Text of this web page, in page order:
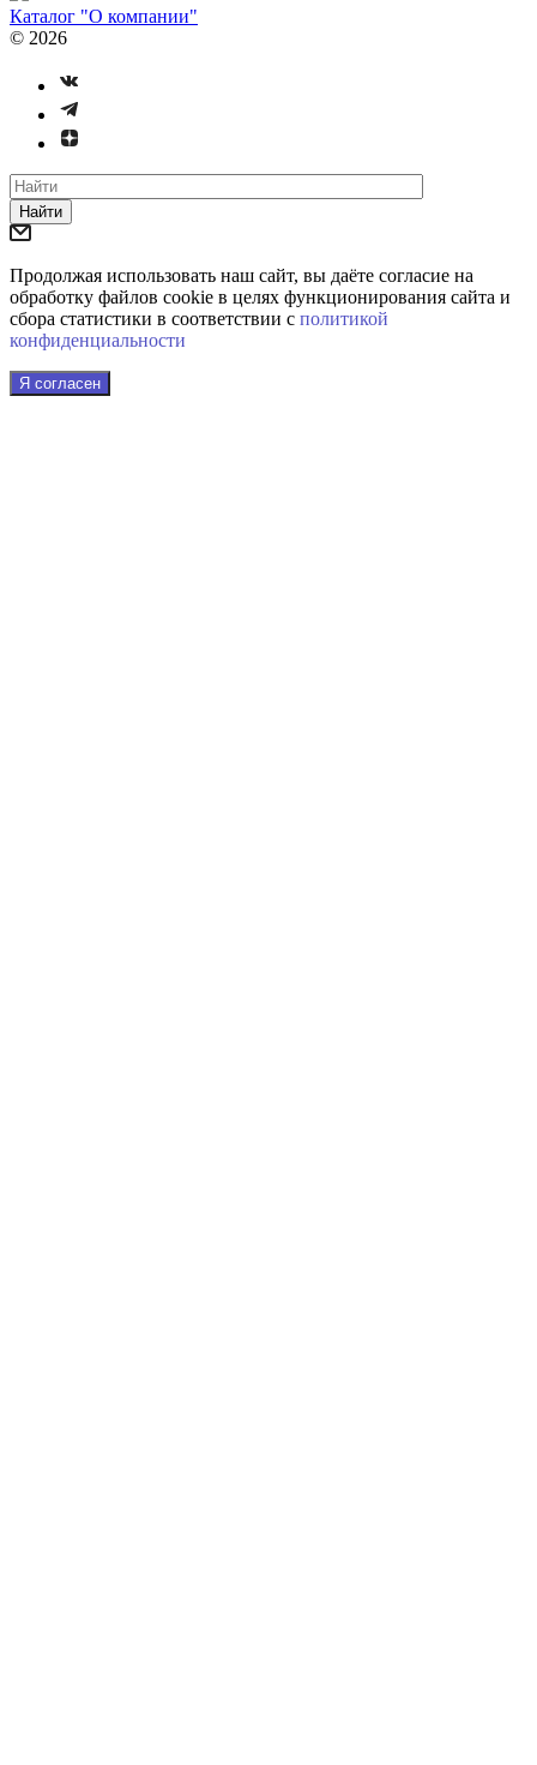
Каталог "О компании"
© 2026
Найти
Продолжая использовать наш сайт, вы даёте согласие на
обработку файлов cookie в целях функционирования сайта и
сбора статистики в соответствии с политикой
конфиденциальности
Я согласен